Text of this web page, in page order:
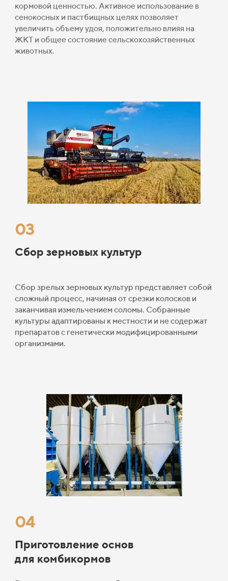
кормовой ценностью. Активное использование в
сенокосных и пастбищных целях позволяет
увеличить объему удоя, положительно влияя на
ЖКТ и общее состояние сельскохозяйственных
животных.
03
Сбор зерновых культур
Сбор зрелых зерновых культур представляет собой
сложный процесс, начиная от срезки колосков и
заканчивая измельчением соломы. Собранные
культуры адаптированы к местности и не содержат
препаратов с генетически модифицированными
организмами.
04
Приготовление основ
для комбикормов